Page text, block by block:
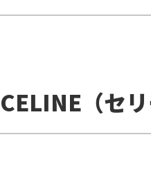
CELINE（セ